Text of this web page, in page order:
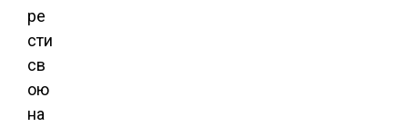
ре
сти
св
ою
на